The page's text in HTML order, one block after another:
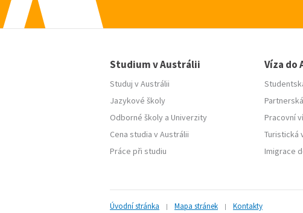
Studium v Austrálii
Studuj v Austrálii
Jazykové školy
Odborné školy a Univerzity
Cena studia v Austrálii
Práce při studiu
Víza do
Pracovní
Turistická
Imigrace
Úvodní stránka | Mapa stránek | Kontakty